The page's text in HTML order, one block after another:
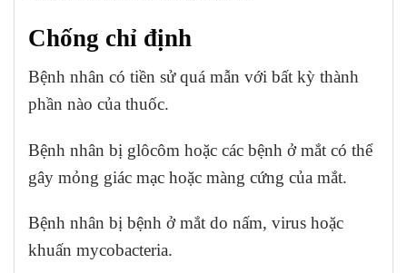
Chống chỉ định
Bệnh nhân có tiền sử quá mẫn với bất kỳ thành
phần nào của thuốc.
Bệnh nhân bị glôcôm hoặc các bệnh ở mắt có thể
gây mỏng giác mạc hoặc màng cứng của mắt.
Bệnh nhân bị bệnh ở mắt do nấm, virus hoặc
khuấn mycobacteria.